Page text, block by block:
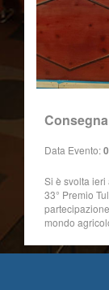
Data Evento:
Si è svolta
33° Premio
mondo